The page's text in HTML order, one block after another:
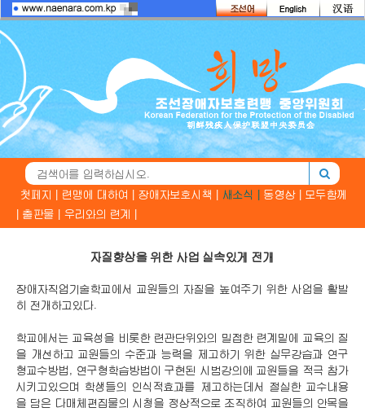
첫페지 | 련맹에 대하여 | 장애자보호시책 | 새소식 | 동영상 |
모두함께
출판물 | 우리와의 련계 |
자질향상을 위한 사업 실속있게 전개
장애자직업기술학교에서 교원들의 자질을 높여주기 위한 사업을 활발
히 전개하고있다.
학교에서는 교육성을 비롯한 련관단위와의 밀접한 련계밑에 교육의 질
을 개선하고 교원들의 수준과 능력을 제고하기 위한 실무강습과 연구
형교수방법, 연구형학습방법이 구현된 시범강의에 교원들을 적극 참가
시키고있으며 학생들의 인식적효과를 제고하는데서 절실한 교수내용
을 담은 다매체편집물의 시청을 정상적으로 조직하여 교원들의 안목을